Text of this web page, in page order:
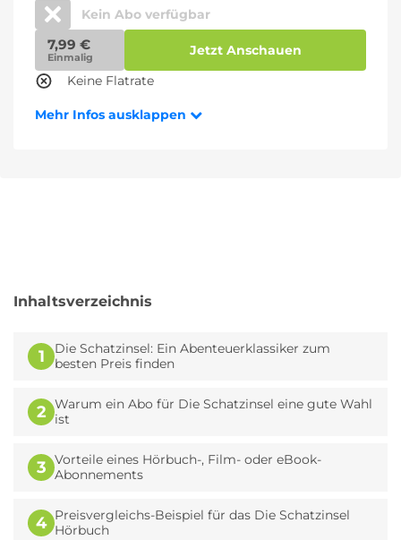
Kein Abo verfügbar
7,99 €
Einmalig
Jetzt Anschauen
Keine Flatrate
Mehr Infos ausklappen
Inhaltsverzeichnis
1
Die Schatzinsel: Ein Abenteuerklassiker zum
besten Preis finden
2 Warum ein Abo für Die Schatzinsel eine gute Wahl
ist
3 Vorteile eines Hörbuch-, Film- oder eBook-
Abonnements
4 Preisvergleichs-Beispiel für das Die Schatzinsel
Hörbuch